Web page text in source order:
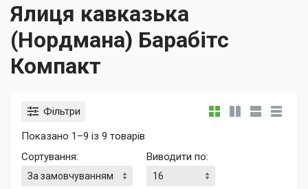
Ялиця кавказька
(Нордмана) Барабітс
Компакт
Фільтри
Показано 1–9 із 9 товарів
Сортування: Виводити по: